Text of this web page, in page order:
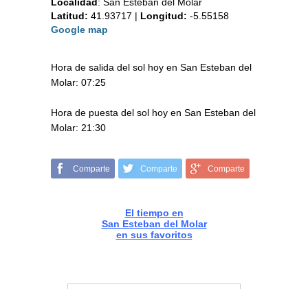
Localidad : San Esteban del Molar
Latitud: 41.93717 | Longitud: -5.55158
Google map
Hora de salida del sol hoy en San Esteban del
Molar: 07:25
Hora de puesta del sol hoy en San Esteban del
Molar: 21:30
Comparte Comparte Comparte
El tiempo en
San Esteban del Molar
en sus favoritos